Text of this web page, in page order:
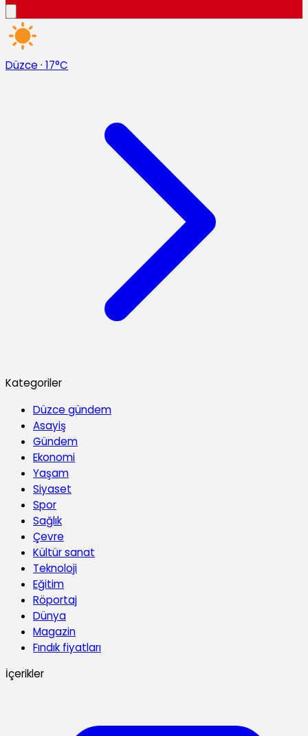
Düzce · 17°C
Kategoriler
Düzce gündem
Asayiş
Gündem
Ekonomi
Yaşam
Siyaset
Spor
Sağlık
Çevre
Kültür sanat
Teknoloji
Eğitim
Röportaj
Dünya
Magazin
Fındık fiyatları
İçerikler